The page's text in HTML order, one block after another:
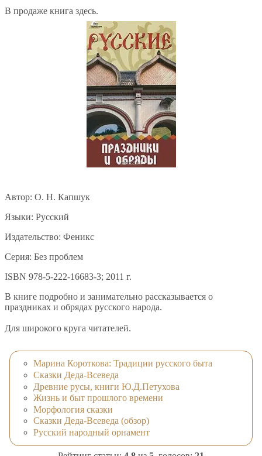
В продаже книга здесь.
Автор: О. Н. Капшук
Языки: Русский
Издательство: Феникс
Серия: Без проблем
ISBN 978-5-222-16683-3; 2011 г.
В книге подробно и занимательно рассказывается о
праздниках и обрядах русского народа.
Для широкого круга читателей.
Марина Короткова: Традиции русского быта
Сказки Деда-Всеведа
Древние русы, книги Ю.Д.Петухова
Жизнь и быт прошлого времени
Морфология сказки
Сказки Деда-Всеведа (обзор)
Русский народный орнамент